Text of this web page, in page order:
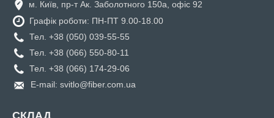
м. Київ, пр-т Ак. Заболотного 150а, офіс 92
Графік роботи: ПН-ПТ 9.00-18.00
Тел. +38 (050) 039-55-55
Тел. +38 (066) 550-80-11
Тел. +38 (066) 174-29-06
E-mail: svitlo@fiber.com.ua
СКЛАД